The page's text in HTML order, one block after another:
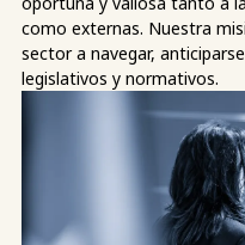
como externas. Nuestra
sector a navegar,
legislativos y normativos.